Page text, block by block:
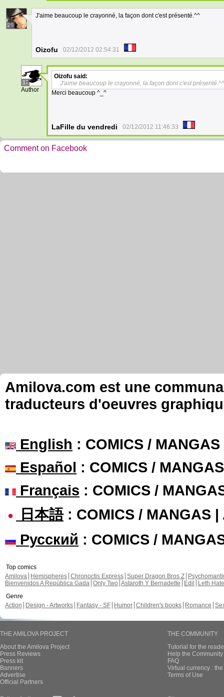
29
J'aime beaucoup le crayonné, la façon dont c'est présenté.^^
Oizofu 02/12/2012 02:54:31
17
Author
Oizofu said:
J'aime beaucoup le crayonné, la façon dont c'est présenté.^^
Merci beaucoup ^_^
LaFille du vendredi 02/12/2012 11:46:33
Comment on Facebook
Amilova.com est une
traducteurs d'oeuvres
English : COMICS /
Español : COMICS /
Français : COMICS /
日本語: COMICS / MANGAS |
Русский : COMICS /
Top comics
Amilova
Hemispheres Chronoctis Express Super Dragon Bros Z
Bienvenidos A República Gada Only Two Astaroth Y Bernadette Edil
Leth Hate
Genre
Action
Design - Artworks Fantasy - SF Humor Children's books Romance
THE AMILOVA PROJECT
About the Amilova Project
Press Reviews
Press kit
Banners
Advertise
Official Partners
THE COMMUNITY
Tutorial for the
Help the
FAQ
Virtual currency :
Terms of Use